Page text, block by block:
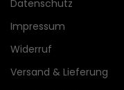
Datenschutz
Impressum
Widerruf
Versand & Lieferung